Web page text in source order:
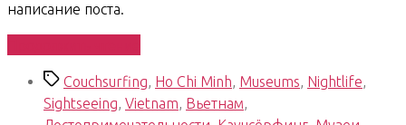
написание поста.
Asian
Trip.
МеткиCouchsurfing, Ho Chi Minh, Museums, Nightlife,
Sightseeing, Vietnam, Вьетнам,